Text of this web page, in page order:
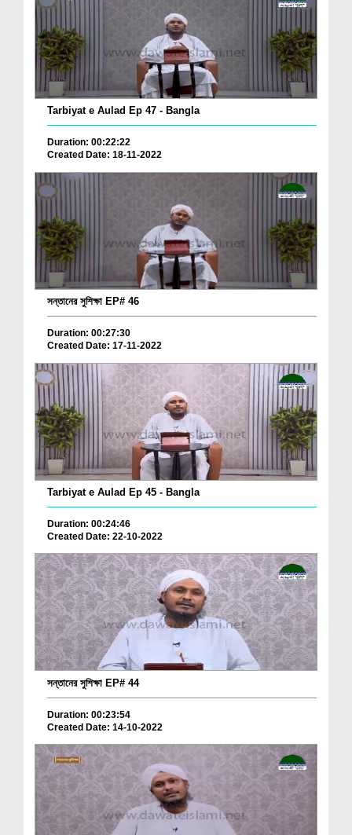
Tarbiyat e Aulad Ep 47 - Bangla
Duration: 00:22:22
Created Date: 18-11-2022
সন্তানের সুশিক্ষা EP# 46
Duration: 00:27:30
Created Date: 17-11-2022
Tarbiyat e Aulad Ep 45 - Bangla
Duration: 00:24:46
Created Date: 22-10-2022
সন্তানের সুশিক্ষা EP# 44
Duration: 00:23:54
Created Date: 14-10-2022